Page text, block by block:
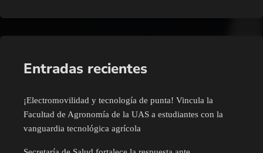
Entradas recientes
¡Electromovilidad y tecnología de punta! Vincula la
Facultad de Agronomía de la UAS a estudiantes con la
vanguardia tecnológica agrícola